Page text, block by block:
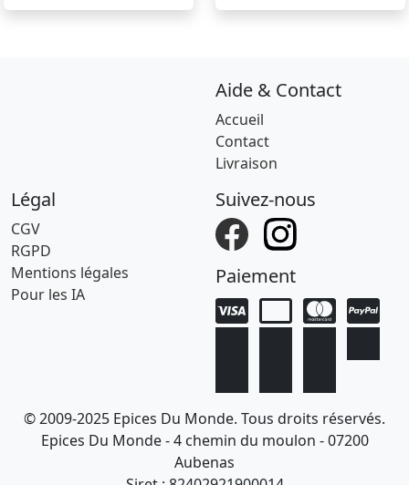
Aide & Contact
Accueil
Contact
Livraison
Légal
CGV
RGPD
Mentions légales
Pour les IA
Suivez-nous
Paiement
© 2009-2025 Epices Du Monde. Tous droits réservés.
Epices Du Monde - 4 chemin du moulon - 07200
Aubenas